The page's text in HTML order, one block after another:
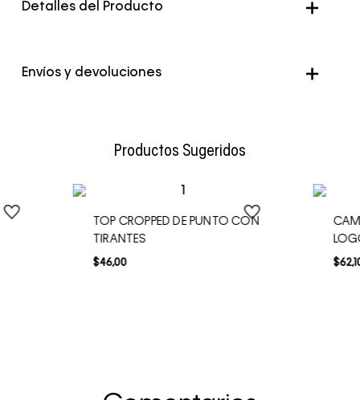
Detalles del Producto
Envíos y devoluciones
Productos Sugeridos
TOP CROPPED DE PUNTO CON
TIRANTES
$46,00 $62,